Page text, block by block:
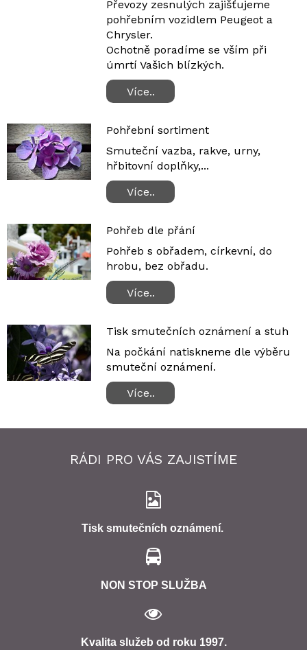
Převozy zesnulých zajišťujeme
pohřebním vozidlem Peugeot a
Chrysler.
Ochotně poradíme se vším při
úmrtí Vašich blízkých.
Více..
Pohřební sortiment
Smuteční vazba, rakve, urny,
hřbitovní doplňky,...
Více..
Pohřeb dle přání
Pohřeb s obřadem, církevní, do
hrobu, bez obřadu.
Více..
Tisk smutečních oznámení a stuh
Na počkání natiskneme dle výběru
smuteční oznámení.
Více..
RÁDI PRO VÁS ZAJISTÍME
Tisk smutečních oznámení.
NON STOP SLUŽBA
Kvalita služeb od roku 1997.